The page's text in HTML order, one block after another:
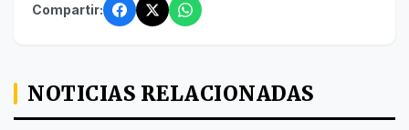
Compartir:
NOTICIAS RELACIONADAS